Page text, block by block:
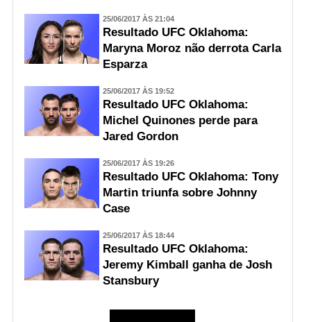
25/06/2017 ÀS 21:04
Resultado UFC Oklahoma:
Maryna Moroz não derrota Carla
Esparza
25/06/2017 ÀS 19:52
Resultado UFC Oklahoma:
Michel Quinones perde para
Jared Gordon
25/06/2017 ÀS 19:26
Resultado UFC Oklahoma: Tony
Martin triunfa sobre Johnny
Case
25/06/2017 ÀS 18:44
Resultado UFC Oklahoma:
Jeremy Kimball ganha de Josh
Stansbury